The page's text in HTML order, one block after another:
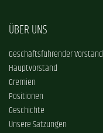
ÜBER UNS
Geschäftsführender Vorstand
Hauptvorstand
Gremien
Positionen
Geschichte
Unsere Satzungen